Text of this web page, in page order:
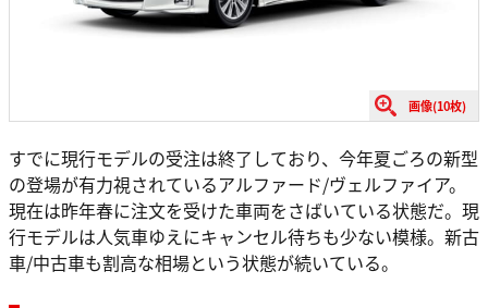
画像(10枚)
すでに現行モデルの受注は終了しており、今年夏ごろの新型
の登場が有力視されているアルファード/ヴェルファイア。
現在は昨年春に注文を受けた車両をさばいている状態だ。現
行モデルは人気車ゆえにキャンセル待ちも少ない模様。新古
車/中古車も割高な相場という状態が続いている。